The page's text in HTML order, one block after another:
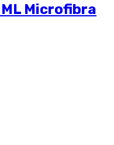
Microfibra